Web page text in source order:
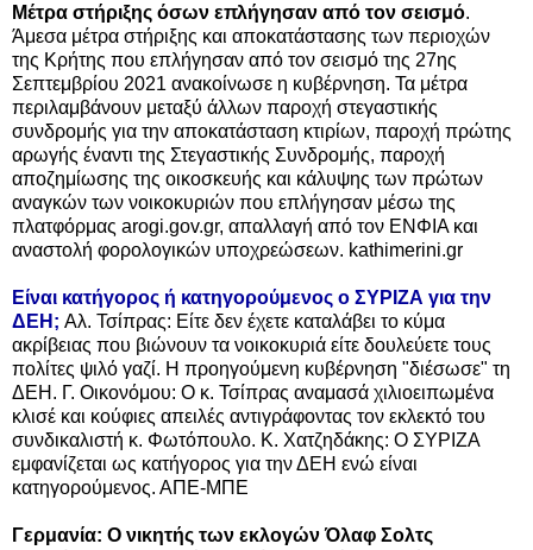
Μέτρα στήριξης όσων επλήγησαν από τον σεισμό.
Άμεσα μέτρα στήριξης και αποκατάστασης των περιοχών
της Κρήτης που επλήγησαν από τον σεισμό της 27ης
Σεπτεμβρίου 2021 ανακοίνωσε η κυβέρνηση. Τα μέτρα
περιλαμβάνουν μεταξύ άλλων παροχή στεγαστικής
συνδρομής για την αποκατάσταση κτιρίων, παροχή πρώτης
αρωγής έναντι της Στεγαστικής Συνδρομής, παροχή
αποζημίωσης της οικοσκευής και κάλυψης των πρώτων
αναγκών των νοικοκυριών που επλήγησαν μέσω της
πλατφόρμας arogi.gov.gr, απαλλαγή από τον ΕΝΦΙΑ και
αναστολή φορολογικών υποχρεώσεων. kathimerini.gr
Είναι κατήγορος ή κατηγορούμενος ο ΣΥΡΙΖΑ για την
ΔΕΗ; Αλ. Τσίπρας: Είτε δεν έχετε καταλάβει το κύμα
ακρίβειας που βιώνουν τα νοικοκυριά είτε δουλεύετε τους
πολίτες ψιλό γαζί. Η προηγούμενη κυβέρνηση "διέσωσε" τη
ΔΕΗ. Γ. Οικονόμου: Ο κ. Τσίπρας αναμασά χιλιοειπωμένα
κλισέ και κούφιες απειλές αντιγράφοντας τον εκλεκτό του
συνδικαλιστή κ. Φωτόπουλο. Κ. Χατζηδάκης: Ο ΣΥΡΙΖΑ
εμφανίζεται ως κατήγορος για την ΔΕΗ ενώ είναι
κατηγορούμενος. ΑΠΕ-ΜΠΕ
Γερμανία: Ο νικητής των εκλογών Όλαφ Σολτς